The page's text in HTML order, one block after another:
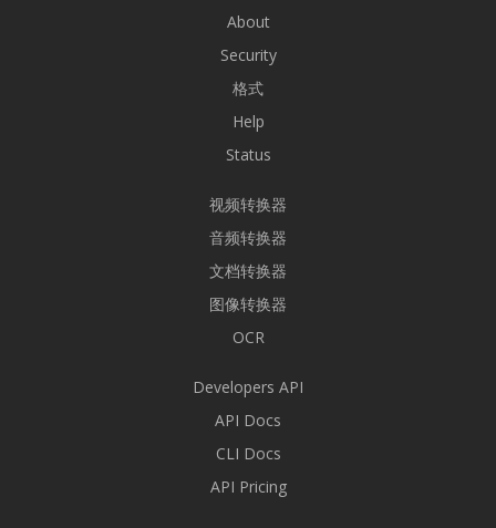
About
Security
格式
Help
Status
视频转换器
音频转换器
文档转换器
图像转换器
OCR
Developers API
API Docs
CLI Docs
API Pricing